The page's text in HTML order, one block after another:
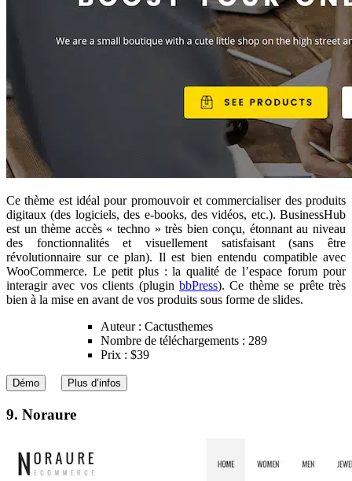
Ce thème est idéal pour promouvoir et commercialiser des produits
digitaux (des logiciels, des e-books, des vidéos, etc.). BusinessHub
est un thème accès « techno » très bien conçu, étonnant au niveau
des fonctionnalités et visuellement satisfaisant (sans être
révolutionnaire sur ce plan). Il est bien entendu compatible avec
WooCommerce. Le petit plus : la qualité de l’espace forum pour
interagir avec vos clients (plugin bbPress). Ce thème se prête très
bien à la mise en avant de vos produits sous forme de slides.
Auteur : Cactusthemes
Nombre de téléchargements : 289
Prix : $39
Démo Plus d’infos
9. Noraure